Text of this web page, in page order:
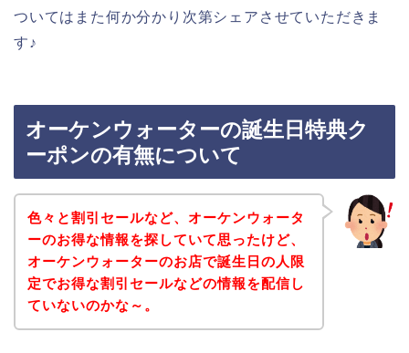
ついてはまた何か分かり次第シェアさせていただきま
す♪
オーケンウォーターの誕生日特典ク
ーポンの有無について
色々と割引セールなど、オーケンウォータ
ーのお得な情報を探していて思ったけど、
オーケンウォーターのお店で誕生日の人限
定でお得な割引セールなどの情報を配信し
ていないのかな～。